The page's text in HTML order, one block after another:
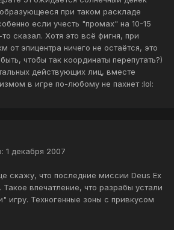
при таком раскладе
если учесть "промах" на 10-15
сказал. Хотя это всё фигня, при
от эпицентра ничего не остаётся, это
чтобы так координаты перепутать?)
действующих лиц, вместе
в игре по-любому не пахнет :lol:
1 декабря 2007
скажу, что последние миссии Deus Ex
впечатление, что разрабы устали
игру. Техногенные зоны с привкусом